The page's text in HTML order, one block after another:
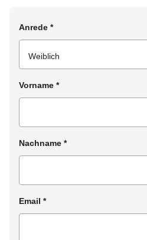
Anrede *
Vorname *
Nachname *
Email *